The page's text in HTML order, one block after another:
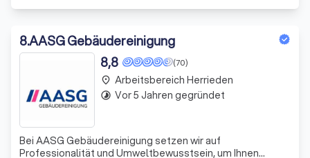
8.AASG Gebäudereinigung
(70)
8,8
Bei AASG Gebäudereinigung setzen wir auf
Professionalität und Umweltbewusstsein, um Ihnen
place Arbeitsbereich Herrieden
timelapse Vor 5 Jahren gegründet